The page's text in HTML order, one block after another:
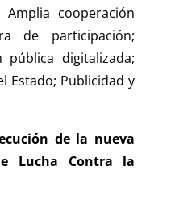
cooperación
de participación;
pública digitalizada;
Estado; Publicidad y
de la nueva
Lucha Contra la